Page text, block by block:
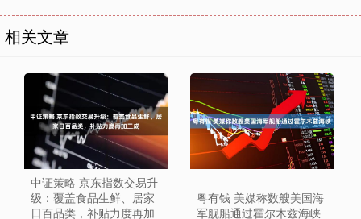
相关文章
中证策略 京东指数交易升
级：覆盖食品生鲜、居家
日百品类，补贴力度再加
粤有钱 美媒称数艘美国海
军舰船通过霍尔木兹海峡